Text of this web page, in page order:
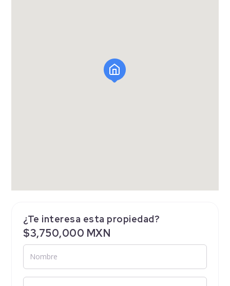
¿Te interesa esta propiedad?
$3,750,000 MXN